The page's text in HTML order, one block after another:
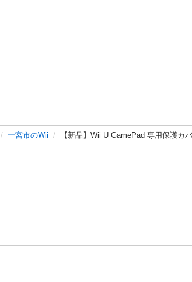
一宮市のWii 【新品】Wii U GamePad 専用保護カ